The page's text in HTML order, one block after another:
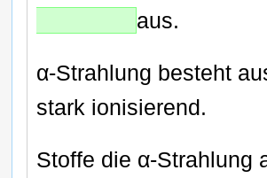
aus.
α-Strahlung besteht
stark ionisierend.
Stoffe die α-Strahlung